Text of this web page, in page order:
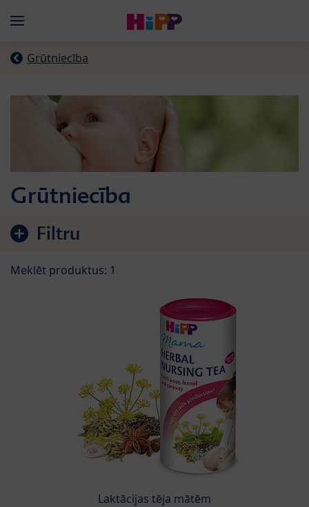
Menü
Grūtniecība
Pāriet uz produktu sarakstu
Filtru
Grūtniecība
Meklēt produktus: 1
Laktācijas tēja mātēm